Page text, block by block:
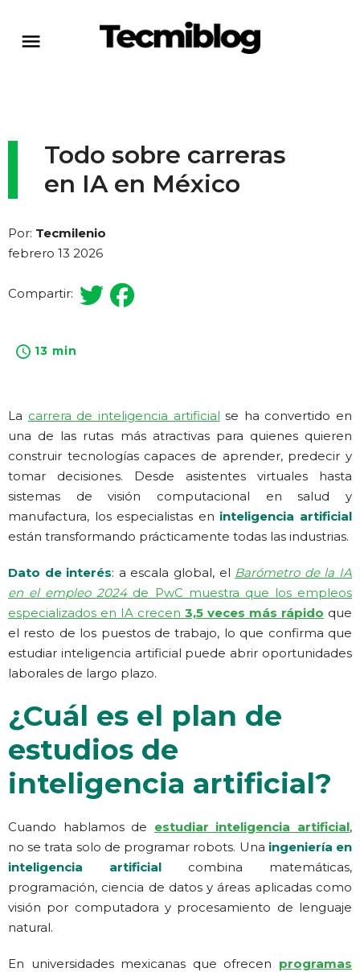
Todo sobre carreras
en IA en México
Por: Tecmilenio
febrero 13 2026
Compartir:
13 min
La carrera de inteligencia artificial se ha convertido en
una de las rutas más atractivas para quienes quieren
construir tecnologías capaces de aprender, predecir y
tomar decisiones. Desde asistentes virtuales hasta
sistemas de visión computacional en salud y
manufactura, los especialistas en inteligencia artificial
están transformando prácticamente todas las industrias.
Dato de interés: a escala global, el Barómetro de la IA
en el empleo 2024de PwC muestra que los empleos
especializados en IA crecen 3,5 veces más rápido que
el resto de los puestos de trabajo, lo que confirma que
estudiar inteligencia artificial puede abrir oportunidades
laborales de largo plazo.
¿Cuál es el plan de
estudios de
inteligencia artificial?
Cuando hablamos de estudiar inteligencia artificial,
no se trata solo de programar robots. Una ingeniería en
inteligencia artificial combina matemáticas,
programación, ciencia de datos y áreas aplicadas como
visión por computadora y procesamiento de lenguaje
natural.
En universidades mexicanas que ofrecen programas